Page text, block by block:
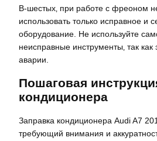
В-шестых‚ при работе с фреоном
использовать только исправное и
оборудование. Не используйте
неисправные инструменты‚ так как
аварии.
Пошаговая
кондиционера
Заправка кондиционера Audi A7
требующий внимания и